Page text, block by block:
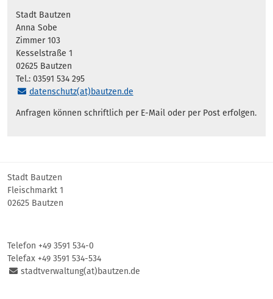
Stadt Bautzen
Anna Sobe
Zimmer 103
Kesselstraße 1
02625 Bautzen
Tel.: 03591 534 295
datenschutz(at)bautzen.de
Anfragen können schriftlich per E-Mail oder per Post erfolgen.
Stadt Bautzen
Fleischmarkt 1
02625 Bautzen
Telefon +49 3591 534-0
Telefax +49 3591 534-534
stadtverwaltung(at)bautzen.de